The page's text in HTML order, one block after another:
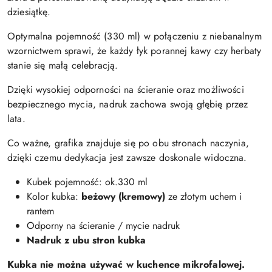
dziesiątkę.
Optymalna pojemność (330 ml) w połączeniu z niebanalnym
wzornictwem sprawi, że każdy łyk porannej kawy czy herbaty
stanie się małą celebracją.
Dzięki wysokiej odporności na ścieranie oraz możliwości
bezpiecznego mycia, nadruk zachowa swoją głębię przez
lata.
Co ważne, grafika znajduje się po obu stronach naczynia,
dzięki czemu dedykacja jest zawsze doskonale widoczna.
Kubek pojemność: ok.330 ml
Kolor kubka: beżowy (kremowy) ze złotym uchem i
rantem
Odporny na ścieranie / mycie nadruk
Nadruk z ubu stron kubka
Kubka nie można używać w kuchence mikrofalowej.